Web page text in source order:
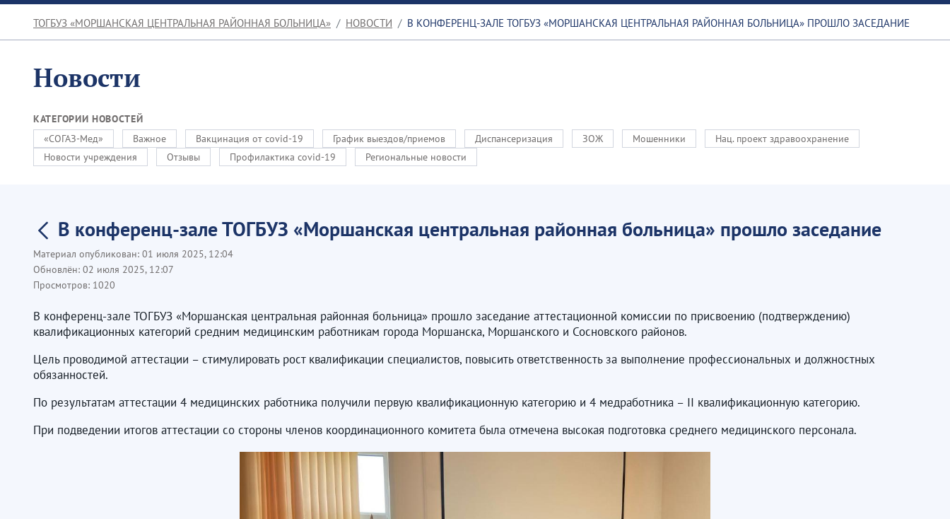
ТОГБУЗ «МОРШАНСКАЯ ЦЕНТРАЛЬНАЯ РАЙОННАЯ БОЛЬНИЦА» НОВОСТИ В КОНФЕРЕНЦ-ЗАЛЕ ТОГБУЗ «МОРШАНСКАЯ ЦЕНТРАЛЬНАЯ РАЙОННАЯ БОЛЬНИЦА» ПРОШЛО ЗАСЕДАНИЕ
Новости
КАТЕГОРИИ НОВОСТЕЙ
«СОГАЗ-Мед»
Важное Вакцинация от covid-19 График выездов/приемов Диспансеризация ЗОЖ Мошенники
Нац. проект здравоохранение
Новости учреждения
Отзывы Профилактика covid-19 Региональные новости
В конференц-зале ТОГБУЗ «Моршанская центральная районная больница» прошло заседание
Материал опубликован: 01 июля 2025, 12:04
Обновлён: 02 июля 2025, 12:07
Просмотров: 1020
В конференц-зале ТОГБУЗ «Моршанская центральная районная больница» прошло заседание аттестационной комиссии по присвоению (подтверждению)
квалификационных категорий средним медицинским работникам города Моршанска, Моршанского и Сосновского районов.
Цель проводимой аттестации – стимулировать рост квалификации специалистов, повысить ответственность за выполнение профессиональных и должностных
обязанностей.
По результатам аттестации 4 медицинских работника получили первую квалификационную категорию и 4 медработника – II квалификационную категорию.
При подведении итогов аттестации со стороны членов координационного комитета была отмечена высокая подготовка среднего медицинского персонала.